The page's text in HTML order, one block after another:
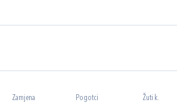
Zamjena Pogotci Žuti k.